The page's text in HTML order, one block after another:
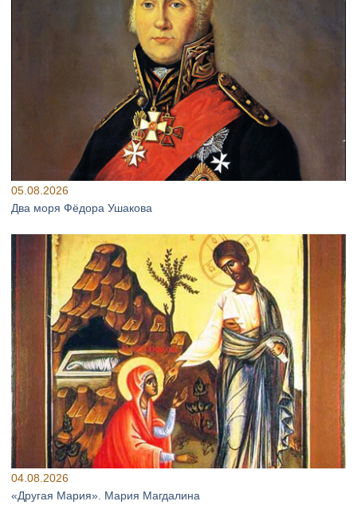
05.08.2026
Два моря Фёдора Ушакова
04.08.2026
«Другая Мария». Мария Магдалина